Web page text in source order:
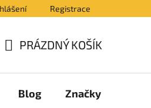
Registrace
KOŠÍK
PRÁZDNÝ KOŠÍK
Blog Značky